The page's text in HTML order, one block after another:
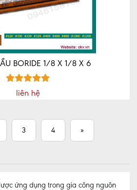
BORIDE 1/8 X 1/8 X 6
liên hệ
3 4 »
ứng dụng trong gia công nguôn